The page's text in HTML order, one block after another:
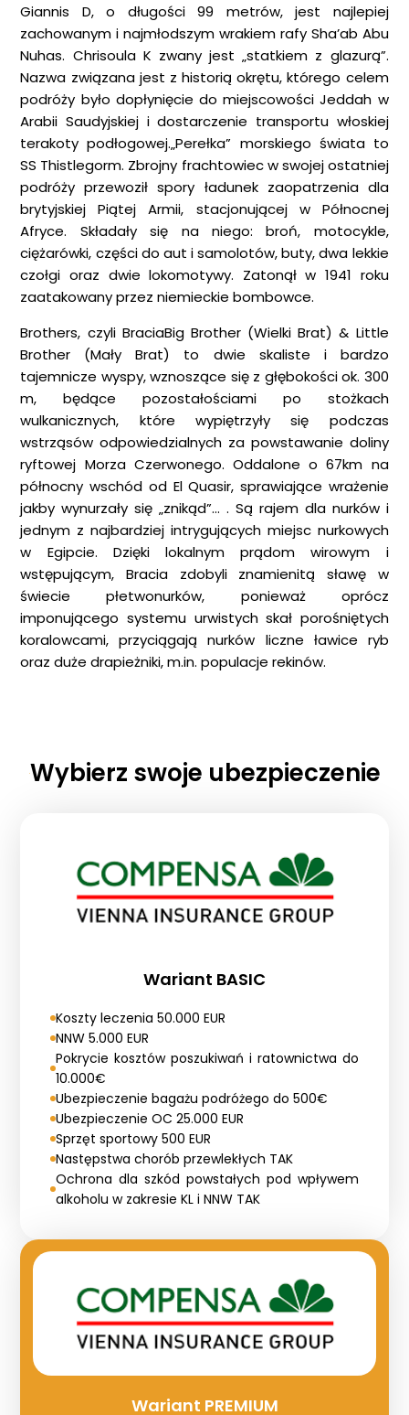
Giannis D, o długości 99 metrów, jest najlepiej
zachowanym i najmłodszym wrakiem rafy Sha’ab Abu
Nuhas. Chrisoula K zwany jest „statkiem z glazurą”.
Nazwa związana jest z historią okrętu, którego celem
podróży było dopłynięcie do miejscowości Jeddah w
Arabii Saudyjskiej i dostarczenie transportu włoskiej
terakoty podłogowej.„Perełka” morskiego świata to
SS Thistlegorm. Zbrojny frachtowiec w swojej ostatniej
podróży przewoził spory ładunek zaopatrzenia dla
brytyjskiej Piątej Armii, stacjonującej w Północnej
Afryce. Składały się na niego: broń, motocykle,
ciężarówki, części do aut i samolotów, buty, dwa lekkie
czołgi oraz dwie lokomotywy. Zatonął w 1941 roku
zaatakowany przez niemieckie bombowce.
Brothers, czyli BraciaBig Brother (Wielki Brat) & Little
Brother (Mały Brat) to dwie skaliste i bardzo
tajemnicze wyspy, wznoszące się z głębokości ok. 300
m, będące pozostałościami po stożkach
wulkanicznych, które wypiętrzyły się podczas
wstrząsów odpowiedzialnych za powstawanie doliny
ryftowej Morza Czerwonego. Oddalone o 67km na
północny wschód od El Quasir, sprawiające wrażenie
jakby wynurzały się „znikąd”… . Są rajem dla nurków i
jednym z najbardziej intrygujących miejsc nurkowych
w Egipcie. Dzięki lokalnym prądom wirowym i
wstępującym, Bracia zdobyli znamienitą sławę w
świecie płetwonurków, ponieważ oprócz
imponującego systemu urwistych skał porośniętych
koralowcami, przyciągają nurków liczne ławice ryb
oraz duże drapieżniki, m.in. populacje rekinów.
Wybierz swoje ubezpieczenie
Wariant BASIC
Koszty leczenia 50.000 EUR
NNW 5.000 EUR
Pokrycie kosztów poszukiwań i ratownictwa do
10.000€
Ubezpieczenie bagażu podróżego do 500€
Ubezpieczenie OC 25.000 EUR
Sprzęt sportowy 500 EUR
Następstwa chorób przewlekłych TAK
Ochrona dla szkód powstałych pod wpływem
alkoholu w zakresie KL i NNW TAK
Wariant PREMIUM